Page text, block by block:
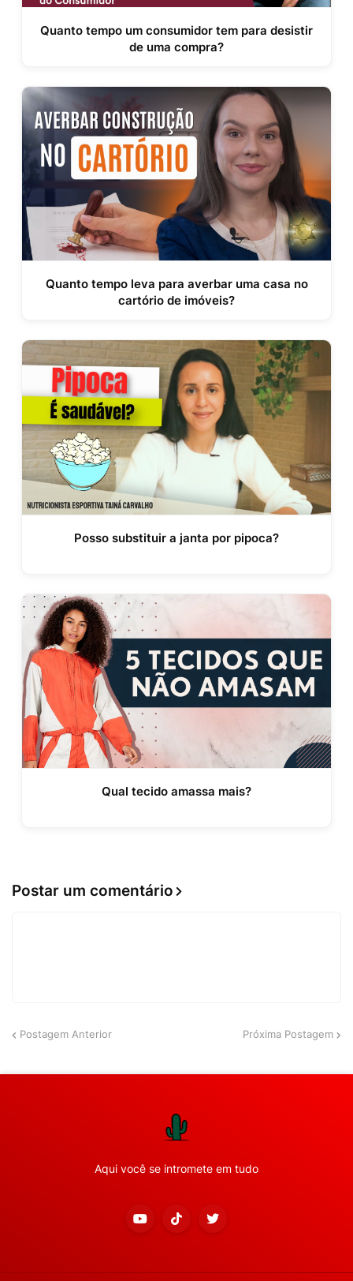
Quanto tempo um consumidor tem para desistir
de uma compra?
Quanto tempo leva para averbar uma casa no
cartório de imóveis?
Posso substituir a janta por pipoca?
Qual tecido amassa mais?
Postar um comentário
Postagem Anterior Próxima Postagem
Aqui você se intromete em tudo